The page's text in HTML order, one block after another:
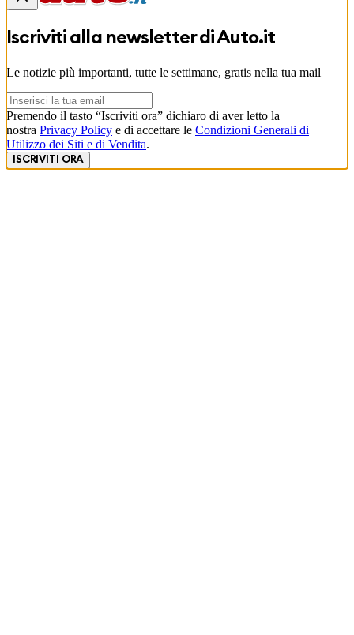
Iscriviti alla newsletter diAuto.it
Le notizie più importanti, tutte le settimane, gratis nella tua mail
Premendo il tasto “Iscriviti ora” dichiaro di aver letto la
nostra Privacy Policy e di accettare le Condizioni Generali di
Utilizzo dei Siti e di Vendita.
ISCRIVITI ORA